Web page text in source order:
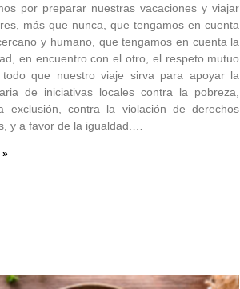
por preparar nuestras vacaciones y viajar
más que nunca, que tengamos en cuenta
y humano, que tengamos en cuenta la
en encuentro con el otro, el respeto mutuo
que nuestro viaje sirva para apoyar la
de iniciativas locales contra la pobreza,
exclusión, contra la violación de derechos
y a favor de la igualdad.…
»